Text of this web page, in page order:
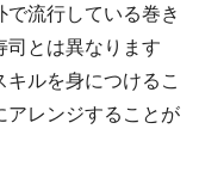
流行している巻き
司とは異なります
ルを身につけるこ
アレンジすることが